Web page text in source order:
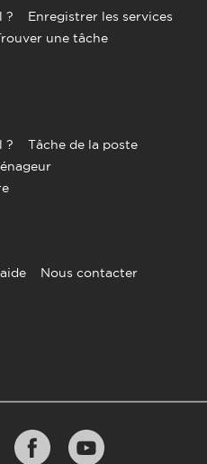
?
Enregistrer les services
une tâche
?
Tâche de la poste
Nous contacter